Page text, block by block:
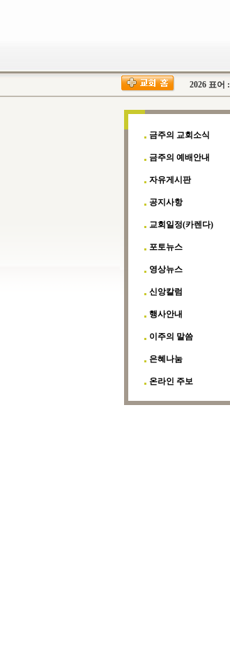
2026 표어 :
금주의 교회소식
금주의 예배안내
자유게시판
공지사항
교회일정(카렌다)
포토뉴스
영상뉴스
신앙칼럼
행사안내
이주의 말씀
은혜나눔
온라인 주보